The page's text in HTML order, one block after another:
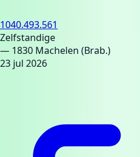
1040.493.561
Zelfstandige
— 1830 Machelen (Brab.)
23 jul 2026